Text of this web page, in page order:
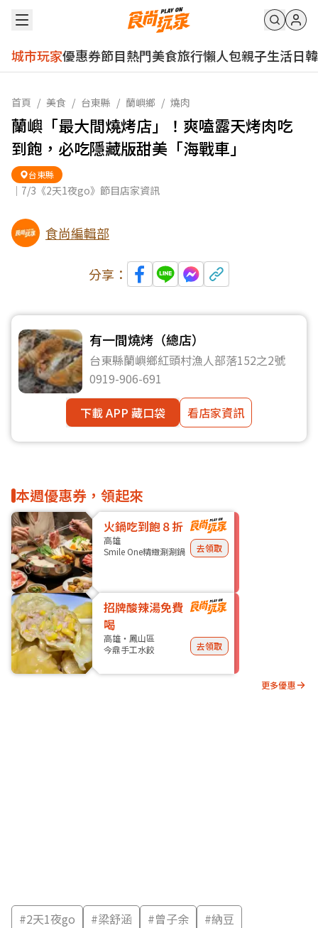
城市玩家優惠券節目熱門美食旅行懶人包親子生活日韓
首頁 / 美食 / 台東縣 / 蘭嶼鄉 / 燒肉
蘭嶼「最大間燒烤店」！爽嗑露天烤肉吃
到飽，必吃隱藏版甜美「海戰車」
台東縣
｜7/3《2天1夜go》節目店家資訊
食尚編輯部
分享：
有一間燒烤（總店）
台東縣蘭嶼鄉紅頭村漁人部落152之2號
0919-906-691
下載 APP 藏口袋
看店家資訊
本週優惠券，領起來
火鍋吃到飽８折
高雄
Smile One精緻涮涮鍋
去領取
招牌酸辣湯免費
喝
高雄・鳳山區
今鼎手工水餃
去領取
更多優惠
#2天1夜go #梁舒涵 #曾子余 #納豆